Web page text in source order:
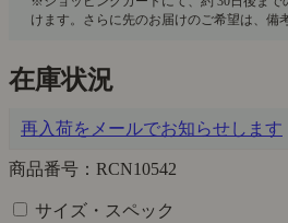
在庫状況
再入荷をメールでお知らせします
商品番号：RCN10542
サイズ・スペック